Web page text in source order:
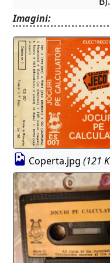
Imagini:
Coperta.jpg (121